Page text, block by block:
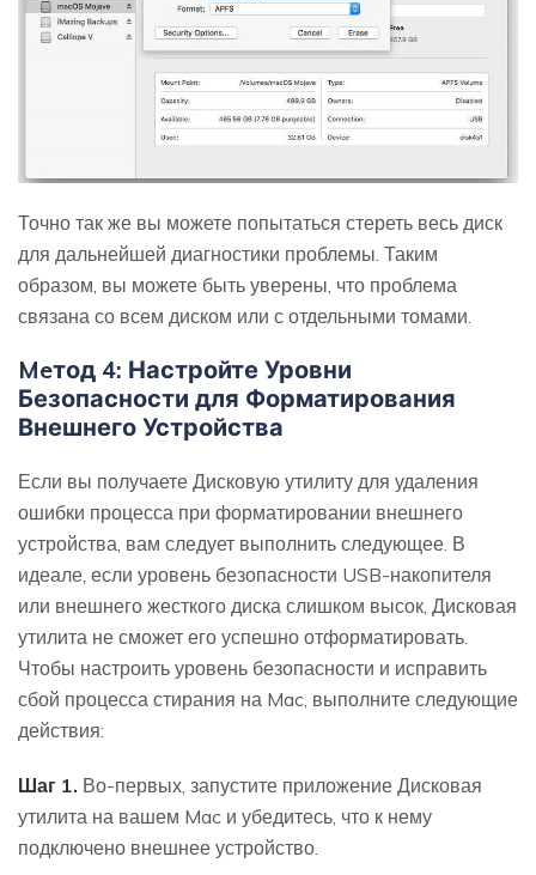
Точно так же вы можете попытаться стереть весь диск
для дальнейшей диагностики проблемы. Таким
образом, вы можете быть уверены, что проблема
связана со всем диском или с отдельными томами.
Meтод 4: Настройте Уровни
Безопасности для Форматирования
Внешнего Устройства
Если вы получаете Дисковую утилиту для удаления
ошибки процесса при форматировании внешнего
устройства, вам следует выполнить следующее. В
идеале, если уровень безопасности USB-накопителя
или внешнего жесткого диска слишком высок, Дисковая
утилита не сможет его успешно отформатировать.
Чтобы настроить уровень безопасности и исправить
сбой процесса стирания на Mac, выполните следующие
действия:
Шаг 1. Во-первых, запустите приложение Дисковая
утилита на вашем Mac и убедитесь, что к нему
подключено внешнее устройство.